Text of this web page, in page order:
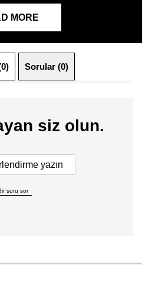
MORE
Sorular (0)
siz olun.
yazın
soru sor